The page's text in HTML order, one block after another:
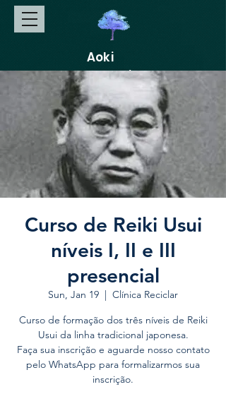
Aoki
Gakkai
Curso de Reiki Usui
níveis I, II e III
presencial
Sun, Jan 19
  |
Clínica Reciclar
Curso de formação dos três níveis de Reiki
Usui da linha tradicional japonesa.
Faça sua inscrição e aguarde nosso contato
pelo WhatsApp para formalizarmos sua
inscrição.